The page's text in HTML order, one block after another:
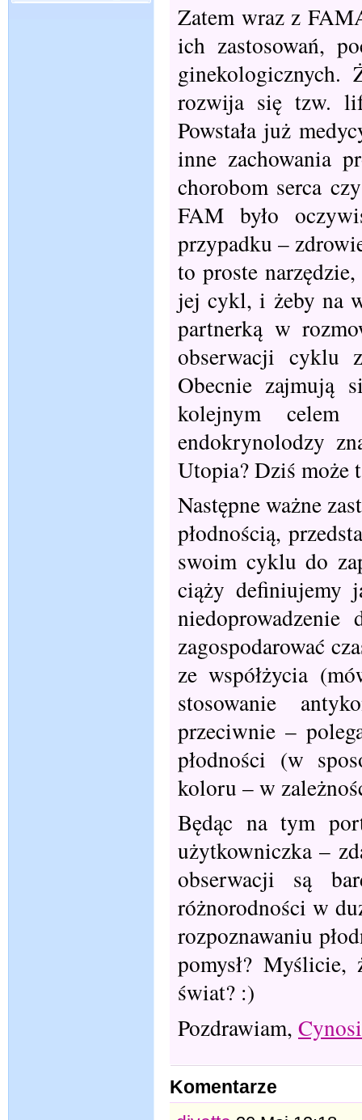
Zatem wraz z
ich zastosowań,
rozwija się tzw.
Powstała już
inne zachowania
chorobom serca
FAM było
przypadku –
to proste
jej cykl, i żeby na
partnerką w
obserwacji cyklu
Obecnie zajmują
kolejnym
endokrynolodzy
Utopia? Dziś może
Następne ważne
płodnością,
swoim cyklu do
ciąży definiujemy
zagospodarować
ze współżycia
stosowanie
przeciwnie –
płodności (w
koloru – w
Będąc na tym
użytkowniczka –
obserwacji są
różnorodności w
rozpoznawaniu
pomysł?
świat? :)
Pozdrawiam,
Komentarze